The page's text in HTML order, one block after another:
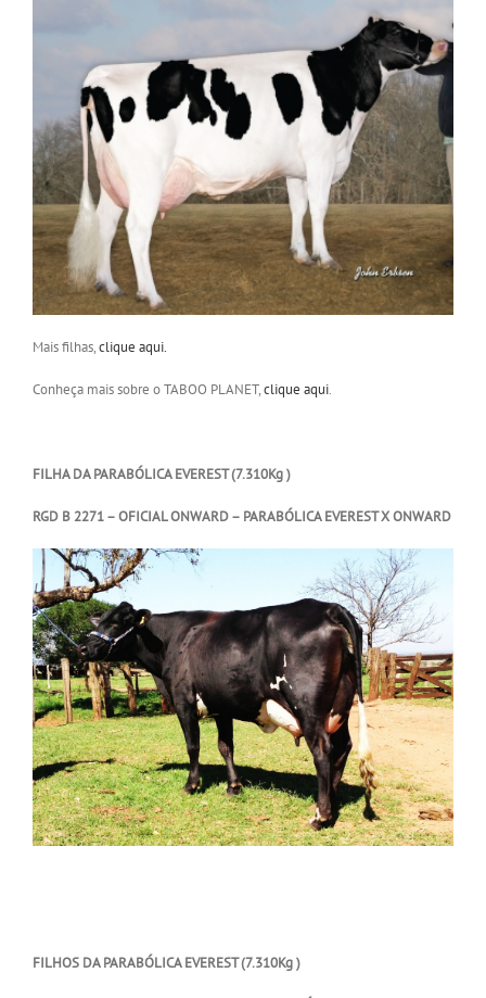
Mais filhas,clique aqui.
Conheça mais sobre o TABOO PLANET,clique aqui.
FILHA DA PARABÓLICA EVEREST (7.310Kg )
RGD B 2271 – OFICIAL ONWARD – PARABÓLICA EVEREST X ONWARD
FILHOS DA PARABÓLICA EVEREST (7.310Kg )